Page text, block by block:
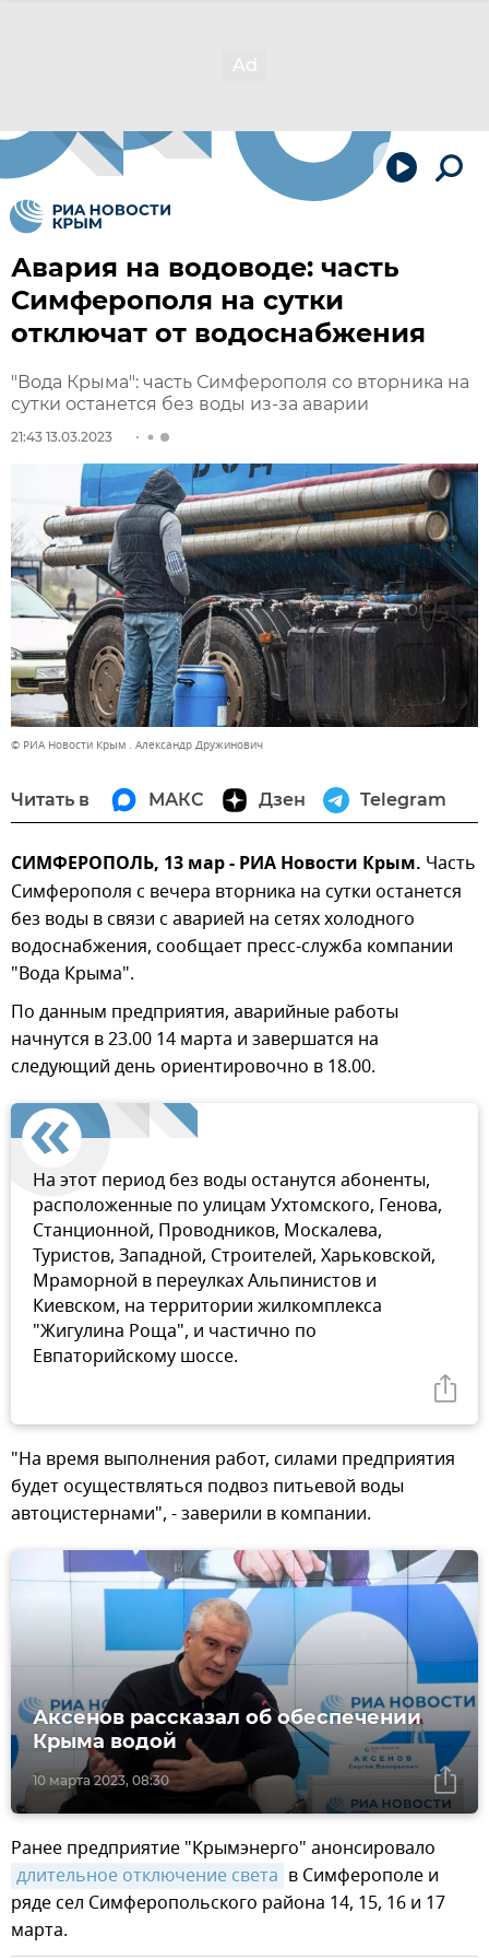
Авария на водоводе: часть
Симферополя на сутки
отключат от водоснабжения
"Вода Крыма": часть Симферополя со вторника на
сутки останется без воды из-за аварии
21:43 13.03.2023
© РИА Новости Крым . Александр Дружинович
Читать в МАКС Дзен Telegram
СИМФЕРОПОЛЬ, 13 мар - РИА Новости Крым. Часть
Симферополя с вечера вторника на сутки останется
без воды в связи с аварией на сетях холодного
водоснабжения, сообщает пресс-служба компании
"Вода Крыма".
По данным предприятия, аварийные работы
начнутся в 23.00 14 марта и завершатся на
следующий день ориентировочно в 18.00.
На этот период без воды останутся абоненты,
расположенные по улицам Ухтомского, Генова,
Станционной, Проводников, Москалева,
Туристов, Западной, Строителей, Харьковской,
Мраморной в переулках Альпинистов и
Киевском, на территории жилкомплекса
"Жигулина Роща", и частично по
Евпаторийскому шоссе.
"На время выполнения работ, силами предприятия
будет осуществляться подвоз питьевой воды
автоцистернами", - заверили в компании.
10 марта 2023, 08:30
Аксенов рассказал об обеспечении
Крыма водой
Ранее предприятие "Крымэнерго" анонсировало
длительное отключение света в Симферополе и
ряде сел Симферопольского района 14, 15, 16 и 17
марта.